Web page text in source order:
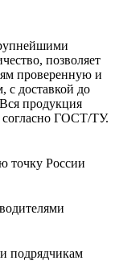
позволяет
проверенную и
с доставкой до
продукция
согласно ГОСТ/ТУ.
точку России
подрядчикам